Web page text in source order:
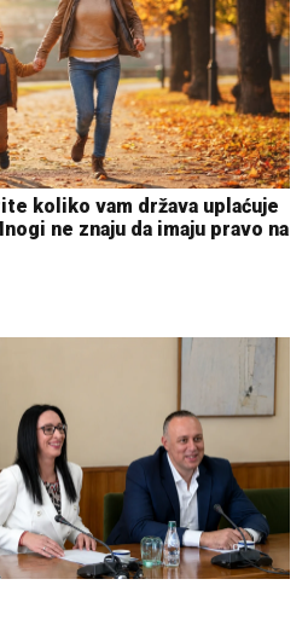
koliko vam država uplaćuje
ne znaju da imaju pravo na